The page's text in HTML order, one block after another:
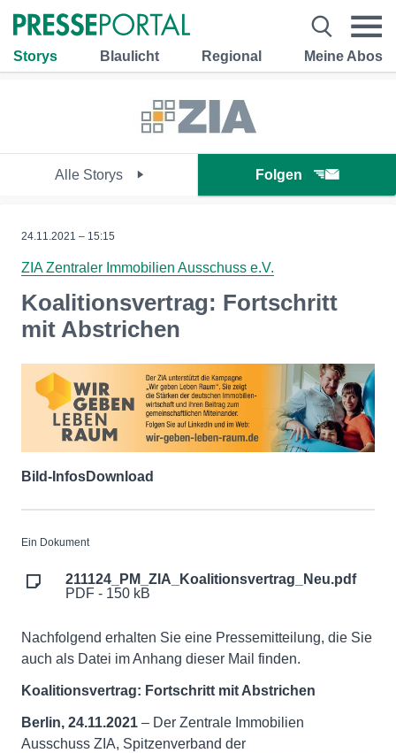
Storys Blaulicht Regional Meine Abos
Alle Storys Folgen
24.11.2021 – 15:15
ZIA Zentraler Immobilien Ausschuss e.V.
Koalitionsvertrag: Fortschritt
mit Abstrichen
Bild-InfosDownload
Ein Dokument
211124_PM_ZIA_Koalitionsvertrag_Neu.pdf
PDF - 150 kB
Nachfolgend erhalten Sie eine Pressemitteilung, die Sie
auch als Datei im Anhang dieser Mail finden.
Koalitionsvertrag: Fortschritt mit Abstrichen
Berlin, 24.11.2021 – Der Zentrale Immobilien
Ausschuss ZIA, Spitzenverband der